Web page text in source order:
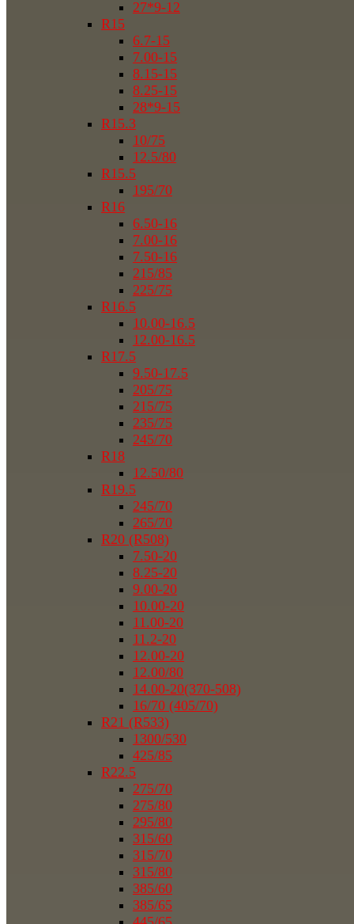
27*9-12
R15
6.7-15
7.00-15
8.15-15
8.25-15
28*9-15
R15.3
10/75
12.5/80
R15.5
195/70
R16
6.50-16
7.00-16
7.50-16
215/85
225/75
R16.5
10.00-16.5
12.00-16.5
R17.5
9.50-17.5
205/75
215/75
235/75
245/70
R18
12.50/80
R19.5
245/70
265/70
R20 (R508)
7.50-20
8.25-20
9.00-20
10.00-20
11.00-20
11.2-20
12.00-20
12.00/80
14.00-20(370-508)
16/70 (405/70)
R21 (R533)
1300/530
425/85
R22.5
275/70
275/80
295/80
315/60
315/70
315/80
385/60
385/65